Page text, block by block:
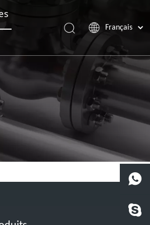
Français
Español
Pусский
English